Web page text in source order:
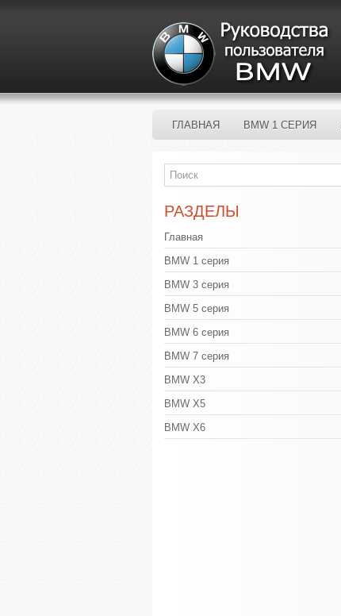
ГЛАВНАЯ BMW 1 СЕРИЯ
РАЗДЕЛЫ
Главная
BMW 1 серия
BMW 3 серия
BMW 5 серия
BMW 6 серия
BMW 7 серия
BMW X3
BMW X5
BMW X6